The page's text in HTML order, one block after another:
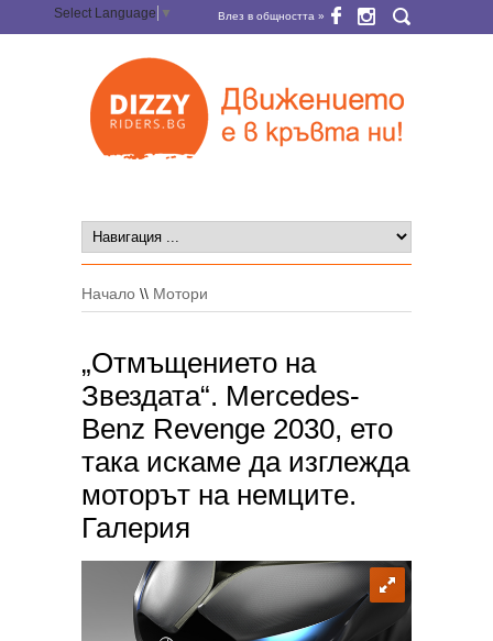
Select Language ▼ Влез в общността »
Начало \\ Мотори
„Отмъщението на
Звездата“. Mercedes-
Benz Revenge 2030, ето
така искаме да изглежда
моторът на немците.
Галерия